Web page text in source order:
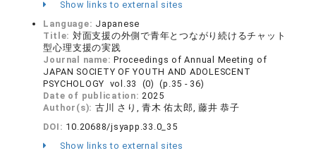
Show links to external sites
Language: Japanese
Title: 対面支援の外側で青年とつながり続けるチャット
型心理支援の実践
Journal name:Proceedings of Annual Meeting of
JAPAN SOCIETY OF YOUTH AND ADOLESCENT
PSYCHOLOGY vol.33 (0) (p.35 - 36)
Date of publication: 2025
Author(s): 古川 さり, 青木 佑太郎, 藤井 恭子
DOI: 10.20688/jsyapp.33.0_35
Show links to external sites